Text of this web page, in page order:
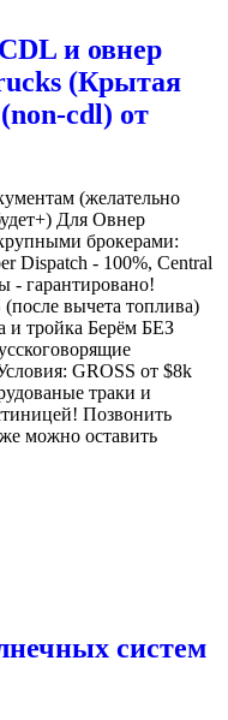
и овнер
(Крытая
cdl) от
(желательно
Для Овнер
брокерами:
Dispatch - 100%, Central
- гарантировано!
вычета топлива)
и тройка Берём БЕЗ
GROSS от $8k
траки и
Позвонить
можно оставить
систем